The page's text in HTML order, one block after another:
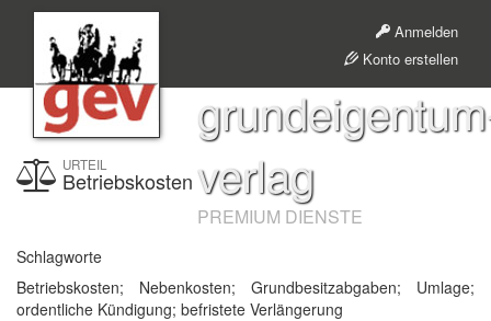
Anmelden
Konto erstellen
verlag
PREMIUM DIENSTE
URTEIL
Betriebskosten
Schlagworte
Betriebskosten; Nebenkosten; Grundbesitzabgaben; Umlage;
ordentliche Kündigung; befristete Verlängerung